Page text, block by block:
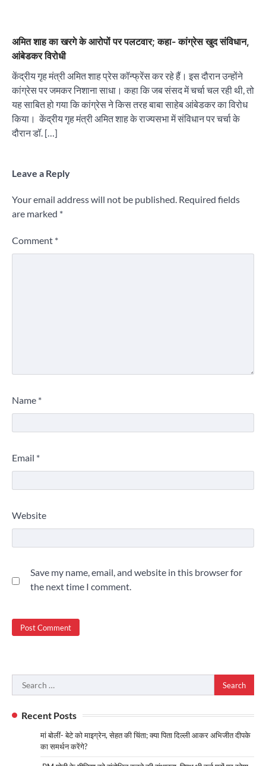
अमित शाह का खरगे के आरोपों पर पलटवार; कहा- कांग्रेस खुद संविधान,
आंबेडकर विरोधी
केंद्रीय गृह मंत्री अमित शाह प्रेस कॉन्फ्रेंस कर रहे हैं। इस दौरान उन्होंने
कांग्रेस पर जमकर निशाना साधा। कहा कि जब संसद में चर्चा चल रही थी, तो
यह साबित हो गया कि कांग्रेस ने किस तरह बाबा साहेब आंबेडकर का विरोध
किया। केंद्रीय गृह मंत्री अमित शाह के राज्यसभा में संविधान पर चर्चा के
दौरान डॉ. […]
Leave a Reply
Your email address will not be published. Required fields
are marked *
Comment *
Name *
Email *
Website
Save my name, email, and website in this browser for
the next time I comment.
Search
for:
Recent Posts
मां बोलीं- बेटे को माइग्रेन, सेहत की चिंता; क्या पिता दिल्ली आकर अभिजीत दीपके
का समर्थन करेंगे?